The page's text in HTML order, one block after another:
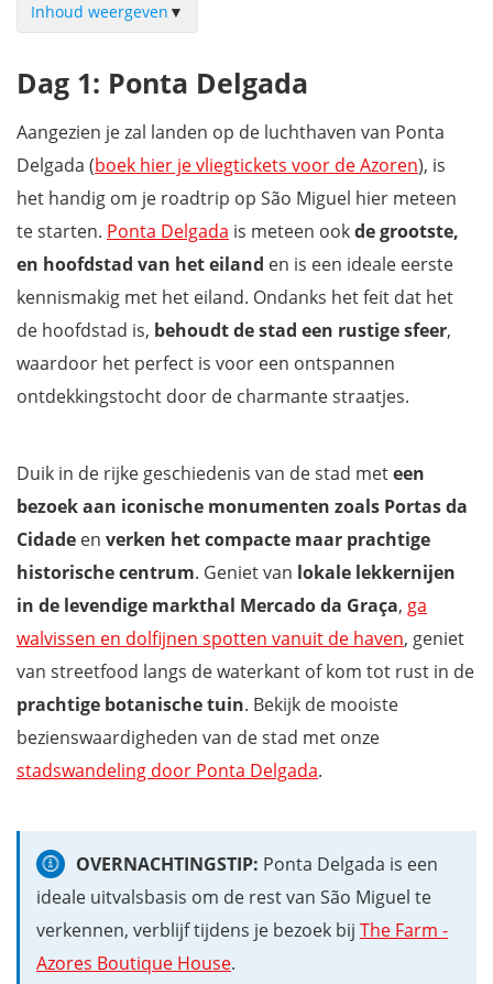
Inhoud weergeven ▼
Dag 2: Walvissen en dolfijnen spotten vanuit de haven van
Dag 3: Sete Cidades en de noordwestkust
Dag 4: Ribeira Grande en Lagoa do Fogo
Dag 5: Furnas vallei
Dag 6: Povoação en de zuidoostkust
Dag 7: Nordeste en de noordoostkust
Hoe een vakantie naar de Azoren boeken?
Hoe eilandhoppen op de Azoren?
Mis niets op de Azoren met onze gratis reisgids!
Dag 1: Ponta Delgada
Aangezien je zal landen op de luchthaven van Ponta
Delgada (boek hier je vliegtickets voor de Azoren), is
het handig om je roadtrip op São Miguel hier meteen
te starten. Ponta Delgada is meteen ookde grootste,
en hoofdstad van het eiland en is een ideale eerste
kennismakig met het eiland. Ondanks het feit dat het
de hoofdstad is, behoudt de stad een rustige sfeer,
waardoor het perfect is voor een ontspannen
ontdekkingstocht door de charmante straatjes.
Duik in de rijke geschiedenis van de stad meteen
bezoek aan iconische monumenten zoals Portas da
Cidade en verken het compacte maar prachtige
historische centrum. Geniet van lokale lekkernijen
in de levendige markthal Mercado da Graça, ga
walvissen en dolfijnen spotten vanuit de haven, geniet
van streetfood langs de waterkant of kom tot rust in de
prachtige botanische tuin. Bekijk de mooiste
bezienswaardigheden van de stad met onze
stadswandeling door Ponta Delgada.
OVERNACHTINGSTIP: Ponta Delgada is een
ideale uitvalsbasis om de rest van São Miguel te
verkennen, verblijf tijdens je bezoek bij The Farm -
Azores Boutique House.